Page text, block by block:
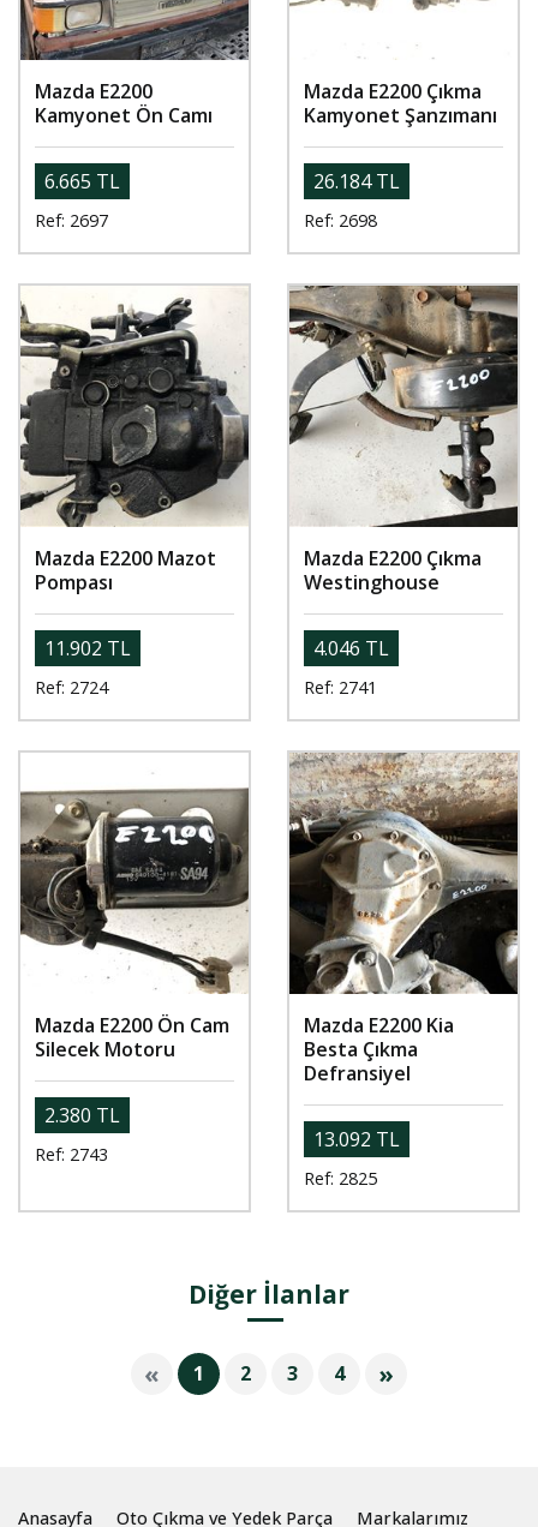
Mazda E2200
Kamyonet Ön Camı
6.665 TL
Ref: 2697
Mazda E2200 Çıkma
Kamyonet Şanzımanı
26.184 TL
Ref: 2698
Mazda E2200 Mazot
Pompası
11.902 TL
Ref: 2724
Mazda E2200 Çıkma
Westinghouse
4.046 TL
Ref: 2741
Mazda E2200 Ön Cam
Silecek Motoru
2.380 TL
Ref: 2743
Mazda E2200 Kia
Besta Çıkma
Defransiyel
13.092 TL
Ref: 2825
Diğer İlanlar
« 1 2 3 4 »
Anasayfa Oto Çıkma ve Yedek Parça Markalarımız